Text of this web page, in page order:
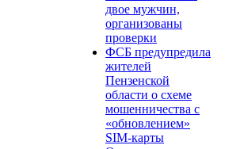
двое мужчин,
организованы
проверки
ФСБ предупредила
жителей
Пензенской
области о схеме
мошенничества c
«обновлением»
SIM-карты